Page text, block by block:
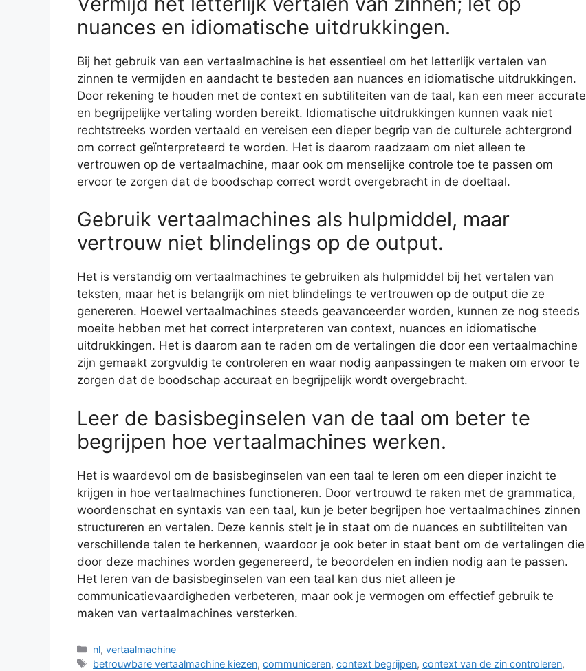
nuances en idiomatische uitdrukkingen.
Bij het gebruik van een vertaalmachine is het essentieel om het letterlijk vertalen van
zinnen te vermijden en aandacht te besteden aan nuances en idiomatische uitdrukkingen.
Door rekening te houden met de context en subtiliteiten van de taal, kan een meer accurate
en begrijpelijke vertaling worden bereikt. Idiomatische uitdrukkingen kunnen vaak niet
rechtstreeks worden vertaald en vereisen een dieper begrip van de culturele achtergrond
om correct geïnterpreteerd te worden. Het is daarom raadzaam om niet alleen te
vertrouwen op de vertaalmachine, maar ook om menselijke controle toe te passen om
ervoor te zorgen dat de boodschap correct wordt overgebracht in de doeltaal.
Gebruik vertaalmachines als hulpmiddel, maar
vertrouw niet blindelings op de output.
Het is verstandig om vertaalmachines te gebruiken als hulpmiddel bij het vertalen van
teksten, maar het is belangrijk om niet blindelings te vertrouwen op de output die ze
genereren. Hoewel vertaalmachines steeds geavanceerder worden, kunnen ze nog steeds
moeite hebben met het correct interpreteren van context, nuances en idiomatische
uitdrukkingen. Het is daarom aan te raden om de vertalingen die door een vertaalmachine
zijn gemaakt zorgvuldig te controleren en waar nodig aanpassingen te maken om ervoor te
zorgen dat de boodschap accuraat en begrijpelijk wordt overgebracht.
Leer de basisbeginselen van de taal om beter te
begrijpen hoe vertaalmachines werken.
Het is waardevol om de basisbeginselen van een taal te leren om een dieper inzicht te
krijgen in hoe vertaalmachines functioneren. Door vertrouwd te raken met de grammatica,
woordenschat en syntaxis van een taal, kun je beter begrijpen hoe vertaalmachines zinnen
structureren en vertalen. Deze kennis stelt je in staat om de nuances en subtiliteiten van
verschillende talen te herkennen, waardoor je ook beter in staat bent om de vertalingen die
door deze machines worden gegenereerd, te beoordelen en indien nodig aan te passen.
Het leren van de basisbeginselen van een taal kan dus niet alleen je
communicatievaardigheden verbeteren, maar ook je vermogen om effectief gebruik te
maken van vertaalmachines versterken.
Categorieën
nl,vertaalmachine
Tags
betrouwbare vertaalmachine kiezen,communiceren,context begrijpen,context van de zin controleren,